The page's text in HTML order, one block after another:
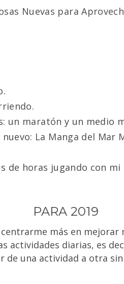
Nuevas para
.
un maratón y un medio
La Manga del Mar
de horas jugando con mi
PARA 2019
más en mejorar
actividades diarias, es
de una actividad a otra